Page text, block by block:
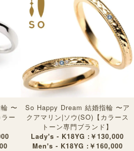
〜
ー
So Happy Dream 結婚指輪 〜ア
クアマリン|ソウ(SO)【カラース
トーン専門ブランド】
Lady's - K18YG :￥130,000
Men's - K18YG :￥160,000